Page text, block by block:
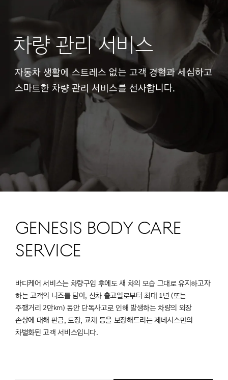
차량 관리 서비스
자동차 생활에 스트레스 없는 고객 경험과 세심하고
스마트한 차량 관리 서비스를 선사합니다.
GENESIS BODY CARE
SERVICE
바디케어 서비스는 차량구입 후에도 새 차의 모습 그대로 유지하고자
하는 고객의 니즈를 담아, 신차 출고일로부터 최대 1년 (또는
주행거리 2만km) 동안 단독사고로 인해 발생하는 차량의 외장
손상에 대해 판금, 도장, 교체 등을 보장해드리는 제네시스만의
차별화된 고객 서비스입니다.